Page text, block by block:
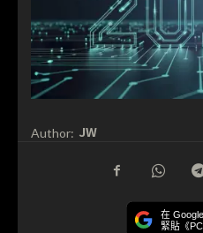
Author: JW
在 Google
緊貼《